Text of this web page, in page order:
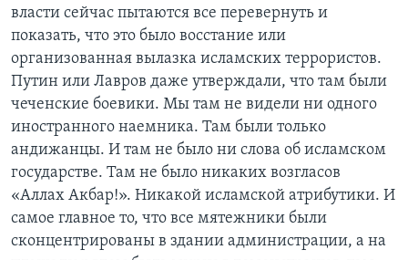
власти сейчас пытаются все перевернуть и
показать, что это было восстание или
организованная вылазка исламских террористов.
Путин или Лавров даже утверждали, что там были
чеченские боевики. Мы там не видели ни одного
иностранного наемника. Там были только
андижанцы. И там не было ни слова об исламском
государстве. Там не было никаких возгласов
«Аллах Акбар!». Никакой исламской атрибутики. И
самое главное то, что все мятежники были
сконцентрированы в здании администрации, а на